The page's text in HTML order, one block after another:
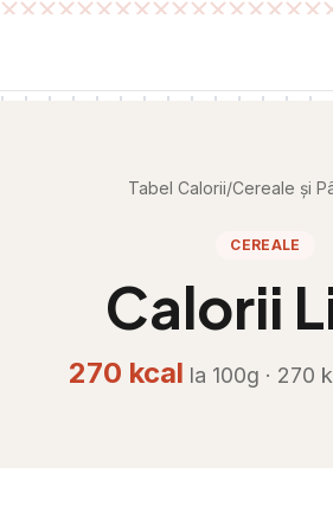
Tabel Calorii/Cereale și
CEREALE
Calorii
270 kcal la 100g · 270